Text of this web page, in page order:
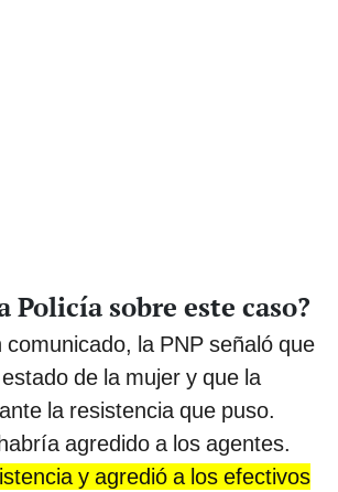
Policía sobre este caso?
la PNP señaló que
de la mujer y que la
la resistencia que puso.
agredido a los agentes.
y agredió a los efectivos